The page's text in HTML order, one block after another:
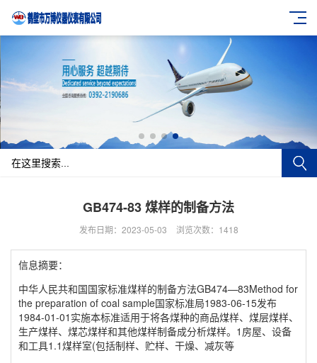
GB474-83 煤样的制备方法
发布日期：2023-05-03 浏览次数：1418
信息摘要：
中华人民共和国国家标准煤样的制备方法GB474—83Method for
the preparation of coal sample国家标准局1983-06-15发布
1984-01-01实施本标准适用于将各煤种的商品煤样、煤层煤样、
生产煤样、煤芯煤样和其他煤样制备成分析煤样。1房屋、设备
和工具1.1煤样室(包括制样、贮样、干燥、减灰等